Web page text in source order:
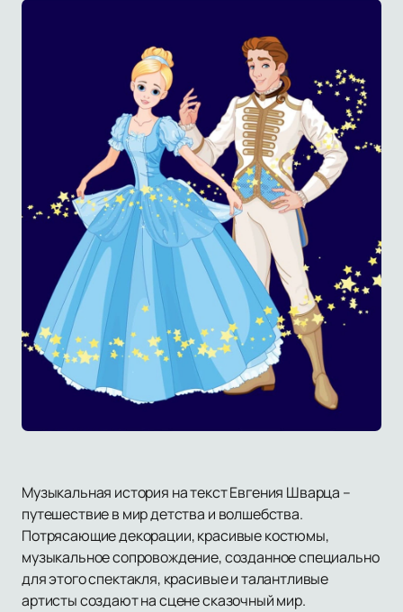
Музыкальная история на текст Евгения Шварца –
путешествие в мир детства и волшебства.
Потрясающие декорации, красивые костюмы,
музыкальное сопровождение, созданное специально
для этого спектакля, красивые и талантливые
артисты создают на сцене сказочный мир.